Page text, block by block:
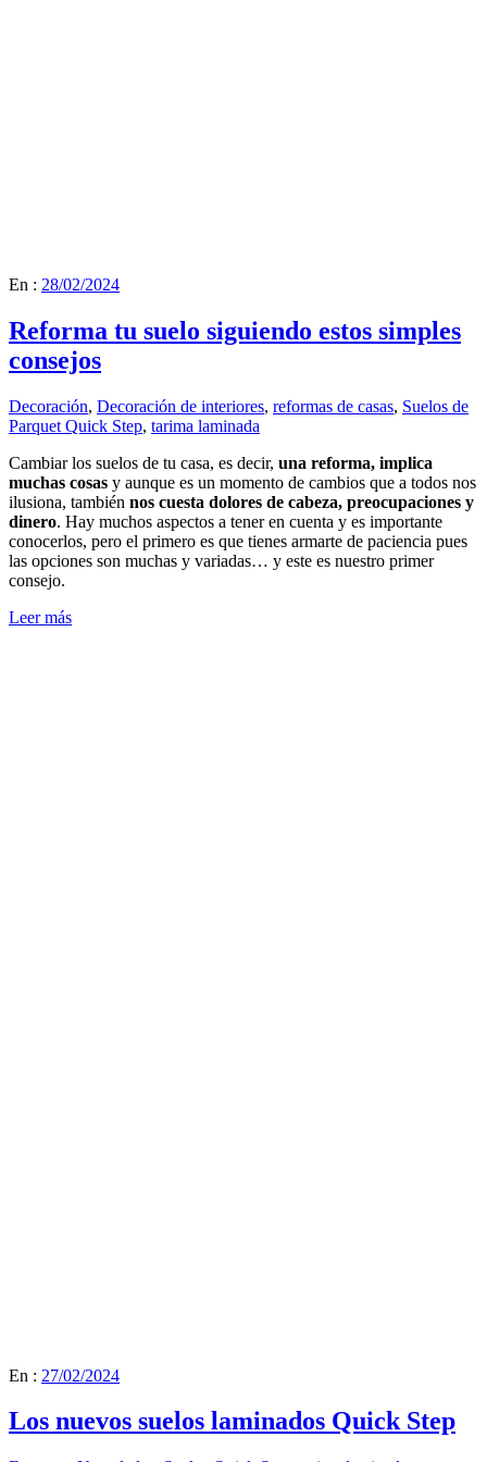
En : 28/02/2024
Reforma tu suelo siguiendo estos simples
consejos
Decoración, Decoración de interiores, reformas de casas, Suelos de
Parquet Quick Step, tarima laminada
Cambiar los suelos de tu casa, es decir, una reforma, implica
muchas cosas y aunque es un momento de cambios que a todos nos
ilusiona, también nos cuesta dolores de cabeza, preocupaciones y
dinero. Hay muchos aspectos a tener en cuenta y es importante
conocerlos, pero el primero es que tienes armarte de paciencia pues
las opciones son muchas y variadas… y este es nuestro primer
consejo.
Leer más
En : 27/02/2024
Los nuevos suelos laminados Quick Step